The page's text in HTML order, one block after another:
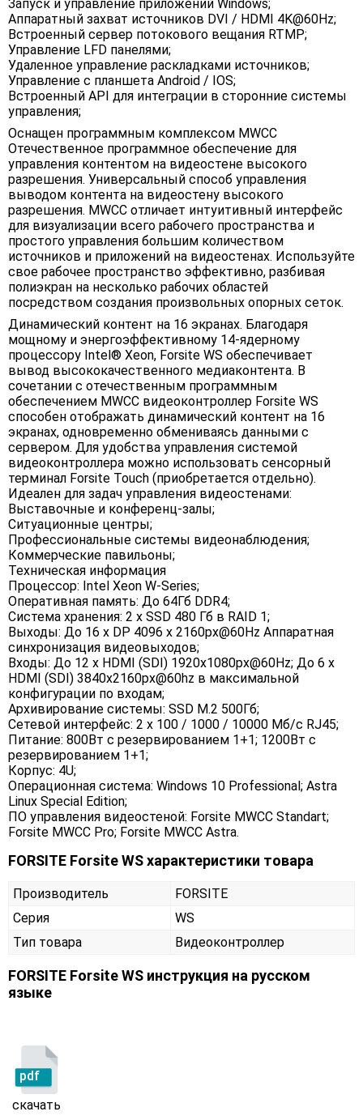
Запуск и управление приложений Windows;
Аппаратный захват источников DVI / HDMI 4K@60Hz;
Встроенный сервер потокового вещания RTMP;
Управление LFD панелями;
Удаленное управление раскладками источников;
Управление с планшета Android / IOS;
Встроенный API для интеграции в сторонние системы
управления;
Оснащен программным комплексом MWCC
Отечественное программное обеспечение для
управления контентом на видеостене высокого
разрешения. Универсальный способ управления
выводом контента на видеостену высокого
разрешения. MWCC отличает интуитивный интерфейс
для визуализации всего рабочего пространства и
простого управления большим количеством
источников и приложений на видеостенах. Используйте
свое рабочее пространство эффективно, разбивая
полиэкран на несколько рабочих областей
посредством создания произвольных опорных сеток.
Динамический контент на 16 экранах. Благодаря
мощному и энергоэффективному 14-ядерному
процессору Intel® Xeon, Forsite WS обеспечивает
вывод высококачественного медиаконтента. В
сочетании с отечественным программным
обеспечением MWCC видеоконтроллер Forsite WS
способен отображать динамический контент на 16
экранах, одновременно обмениваясь данными с
сервером. Для удобства управления системой
видеоконтроллера можно использовать сенсорный
терминал Forsite Touch (приобретается отдельно).
Идеален для задач управления видеостенами:
Выставочные и конференц-залы;
Ситуационные центры;
Профессиональные системы видеонаблюдения;
Коммерческие павильоны;
Техническая информация
Процессор: Intel Xeon W-Series;
Оперативная память: До 64Гб DDR4;
Система хранения: 2 x SSD 480 Гб в RAID 1;
Выходы: До 16 x DP 4096 x 2160px@60Hz Аппаратная
синхронизация видеовыходов;
Входы: До 12 x HDMI (SDI) 1920x1080px@60Hz; До 6 x
HDMI (SDI) 3840x2160px@60hz в максимальной
конфигурации по входам;
Архивирование системы: SSD M.2 500Гб;
Сетевой интерфейс: 2 x 100 / 1000 / 10000 Мб/с RJ45;
Питание: 800Вт с резервированием 1+1; 1200Вт с
резервированием 1+1;
Корпус: 4U;
Операционная система: Windows 10 Professional; Astra
Linux Special Edition;
ПО управления видеостеной: Forsite MWCC Standart;
Forsite MWCC Pro; Forsite MWCC Astra.
FORSITE Forsite WS характеристики товара
Производитель
FORSITE
Серия
WS
Тип товара
Видеоконтроллер
FORSITE Forsite WS инструкция на русском
языке
pdf
скачать